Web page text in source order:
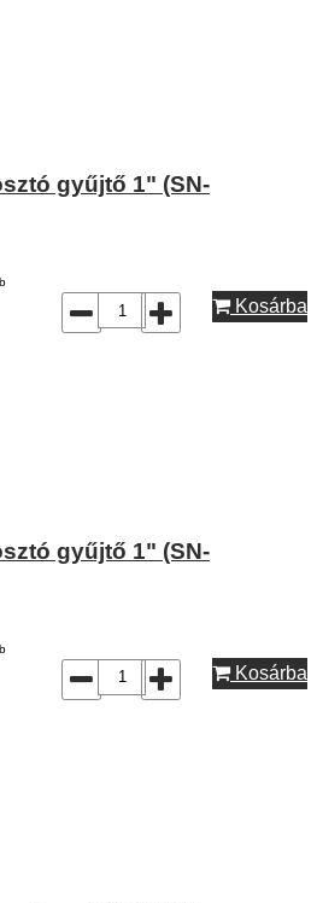
gyűjtő 1" (SN-
Kosárba
gyűjtő 1" (SN-
Kosárba